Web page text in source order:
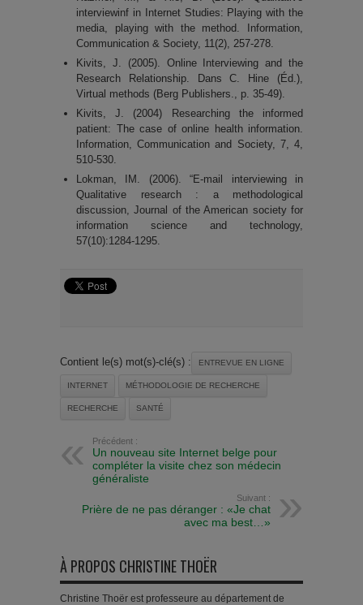
interviewinf in Internet Studies: Playing with the
media, playing with the method. Information,
Communication & Society, 11(2), 257-278.
Kivits, J. (2005). Online Interviewing and the
Research Relationship. Dans C. Hine (Éd.),
Virtual methods (Berg Publishers., p. 35-49).
Kivits, J. (2004) Researching the informed
patient: The case of online health information.
Information, Communication and Society, 7, 4,
510-530.
Lokman, IM. (2006). “E-mail interviewing in
Qualitative research : a methodological
discussion, Journal of the American society for
information science and technology,
57(10):1284-1295.
Contient le(s) mot(s)-clé(s) : ENTREVUE EN LIGNE
INTERNET MÉTHODOLOGIE DE RECHERCHE
RECHERCHE SANTÉ
Précédent :
Un nouveau site Internet belge pour
compléter la visite chez son médecin
généraliste
Suivant :
Prière de ne pas déranger : «Je chat
avec ma best…»
À PROPOS CHRISTINE THOËR
Christine Thoër est professeure au département de